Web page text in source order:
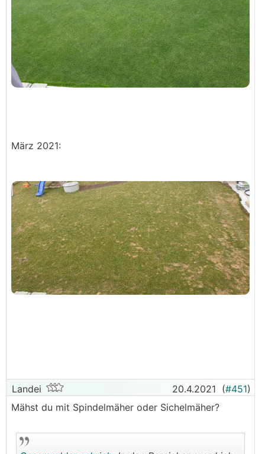
März 2021:
Landei 20.4.2021 (#451)
Mähst du mit Spindelmäher oder Sichelmäher?